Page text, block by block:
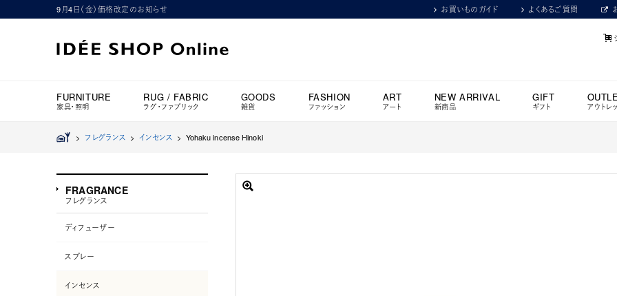
9月4日（金）価格改定のお知らせ お買いものガイド よくあるご質問
FURNITURE
家具・照明
RUG / FABRIC
ラグ・ファブリック
GOODS
雑貨
FASHION
ファッション
ART
アート
NEW ARRIVAL
新商品
GIFT
ギフト アウトレ
> フレグランス > インセンス > Yohaku incense Hinoki
FRAGRANCE
フレグランス
ディフューザー
スプレー
インセンス